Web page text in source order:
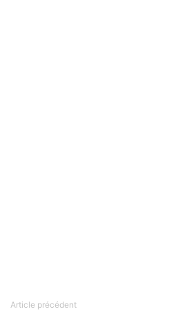
Article précédent